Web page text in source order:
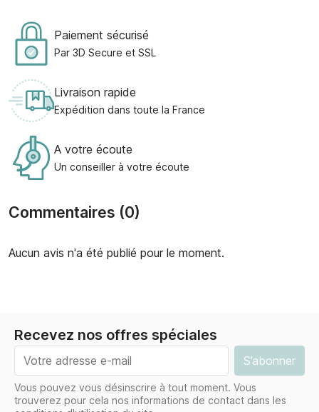
Paiement sécurisé
Par 3D Secure et SSL
Livraison rapide
Expédition dans toute la France
A votre écoute
Un conseiller à votre écoute
Commentaires (0)
Aucun avis n'a été publié pour le moment.
Recevez nos offres spéciales
Vous pouvez vous désinscrire à tout moment. Vous
trouverez pour cela nos informations de contact dans les